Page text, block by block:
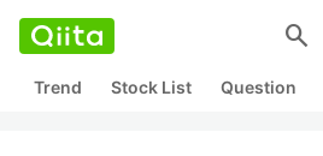
search
Trend Stock List Question